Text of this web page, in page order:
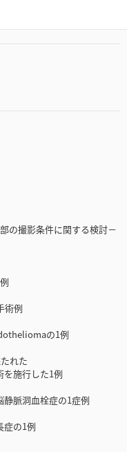
の撮影条件に関する検討－
術例
の1例
れた
施行した1例
脈洞血栓症の1症例
症の1例